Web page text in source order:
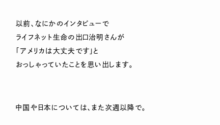
以前、なにかのインタビューで
ライフネット生命の出口治明さんが
「アメリカは大丈夫です」と
おっしゃっていたことを思い出します。
中国や日本については、また次週以降で。